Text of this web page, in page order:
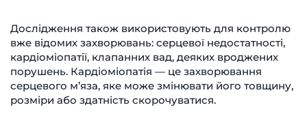
Дослідження також використовують для контролю
вже відомих захворювань: серцевої недостатності,
кардіоміопатії, клапанних вад, деяких вроджених
порушень. Кардіоміопатія — це захворювання
серцевого м’яза, яке може змінювати його товщину,
розміри або здатність скорочуватися.